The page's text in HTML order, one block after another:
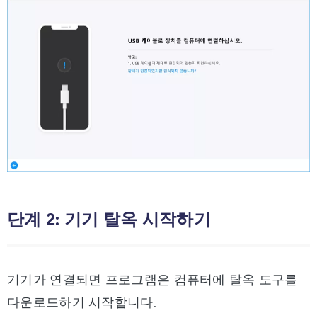
단계 2: 기기 탈옥 시작하기
기기가 연결되면 프로그램은 컴퓨터에 탈옥 도구를
다운로드하기 시작합니다.